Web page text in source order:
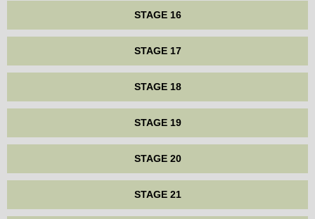
STAGE 16
STAGE 17
STAGE 18
STAGE 19
STAGE 20
STAGE 21